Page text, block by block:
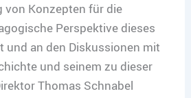
von Konzepten für die
Perspektive dieses
und an den Diskussionen mit
und seinem zu dieser
Thomas Schnabel